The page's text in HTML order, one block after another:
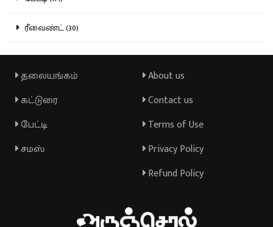
ரீவைண்ட் (30)
தலையங்கம்
கட்டுரை
பேட்டி
சமஸ்
About us
Contact us
Terms of Use
Privacy Policy
Refund Policy